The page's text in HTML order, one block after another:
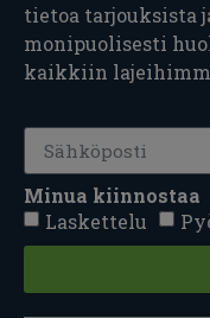
tietoa tarjouksista
monipuolisesti
kaikkiin
Minua kiinnostaa
Laskettelu